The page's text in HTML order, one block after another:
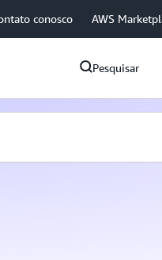
conosco AWS
Pesquisar